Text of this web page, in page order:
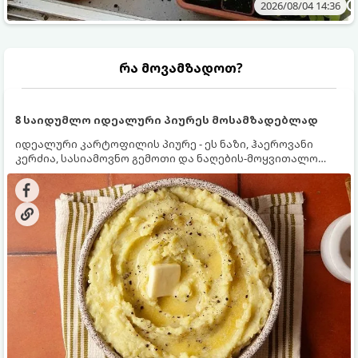
2026/08/04 14:36
რა მოვამზადოთ?
8 საიდუმლო იდეალური პიურეს მოსამზადებლად
იდეალური კარტოფილის პიურე - ეს ნაზი, ჰაეროვანი
კერძია, სასიამოვნო გემოთი და ნაღების-მოყვითალო
ფერით. მისი მომზადება ძალიან მარტივია, მაგრამ
არსებობს რამდენიმე საიდუმლო, რომლებიც უნდა
იცოდეთ, რომ პიურე იდეალურად გემრიელი გამოვიდეს.